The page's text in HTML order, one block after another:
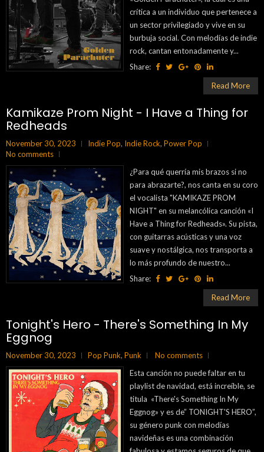
crítica a un individuo que pertenece a
un sector privilegiado y vive en su
burbuja social. Con melodías de indie
rock, cantan entonadamente y...
Share:
Read More
Kamikaze Prom Night - I Have a Thing for
Redheads
November 30, 2023 Indie Pop, Indie Rock, Power Pop
No comments
¿Para qué querría mis brazos si no
para abrazarte?, nos canta en su coro
el vocalista "KAMIKAZE PROM
NIGHT" en su melancólica canción «I
Have a Thing for Redheads». Su pista,
con guitarras acústicas y una voz
suave y nostálgica, nos transporta a
lo más profundo de nuestro...
Share:
Read More
Tonight's Hero - There's Something In My
Eggnog
November 30, 2023 Pop Punk, Punk
No comments
Esta canción no puede faltar en tu
playlist de navidad, está increíble, se
titula «There's Something In My
Eggnog» y es de” TONIGHT'S HERO”,
su género punk con melodías
navideñas es una combinación